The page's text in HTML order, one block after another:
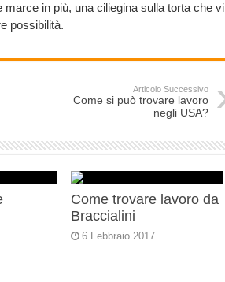
in più, una ciliegina sulla torta che vi
possibilità.
Articolo Successivo
Come si può trovare lavoro
negli USA?
Come trovare lavoro da
Braccialini
6 Febbraio 2017